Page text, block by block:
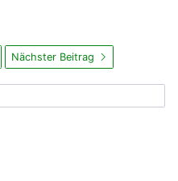
Nächster Beitrag